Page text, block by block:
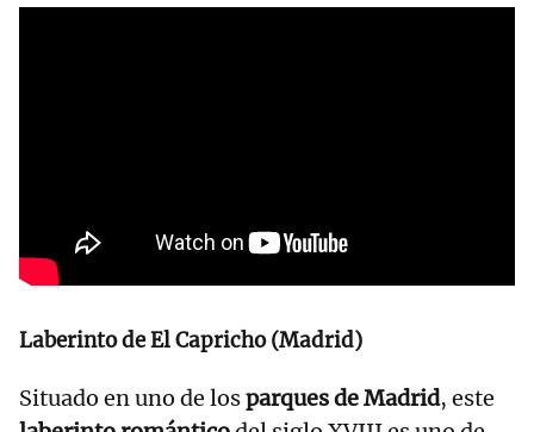
Laberinto de El Capricho (Madrid)
Situado en uno de losparques de Madrid, este